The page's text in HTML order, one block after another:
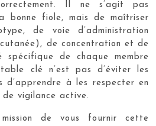
Il ne s’agit pas
bonne fiole, mais de maîtriser
de voie d’administration
de concentration et de
spécifique de chaque membre
clé n’est pas d’éviter les
d’apprendre à les respecter en
vigilance active.
de vous fournir cette